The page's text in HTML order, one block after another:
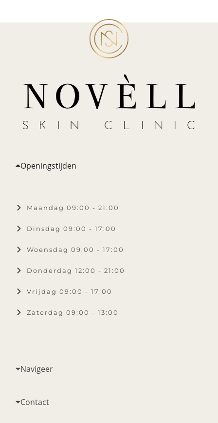
Openingstijden
Maandag 09:00 - 21:00
Dinsdag 09:00 - 17:00
Woensdag 09:00 - 17:00
Donderdag 12:00 - 21:00
Vrijdag 09:00 - 17:00
Zaterdag 09:00 - 13:00
Navigeer
Contact